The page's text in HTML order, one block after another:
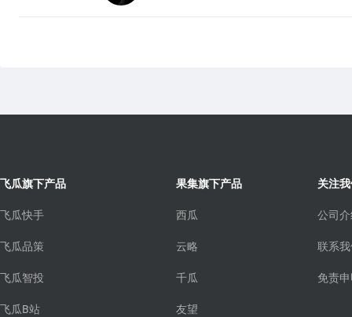
飞瓜旗下产品
飞瓜快手
飞瓜品策
飞瓜智投
飞瓜B站
果集旗下产品
西瓜
云略
千瓜
友望
关注
公司
联系
免责